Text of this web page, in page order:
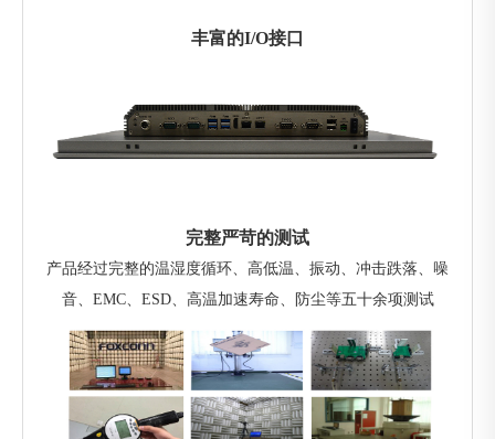
丰富的I/O接口
完整严苛的测试
产品经过完整的温湿度循环、高低温、振动、冲击跌落、噪
音、EMC、ESD、高温加速寿命、防尘等五十余项测试